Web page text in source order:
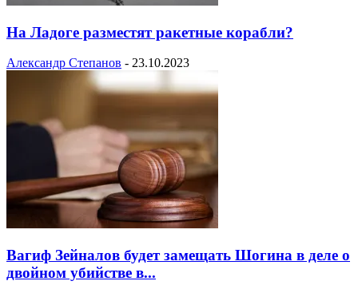
На Ладоге разместят ракетные корабли?
Александр Степанов - 23.10.2023
Вагиф Зейналов будет замещать Шогина в деле о
двойном убийстве в...